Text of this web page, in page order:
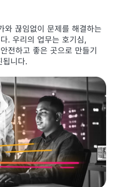
끊임없이 문제를 해결하는
. 우리의 업무는 호기심,
전하고 좋은 곳으로 만들기
됩니다.